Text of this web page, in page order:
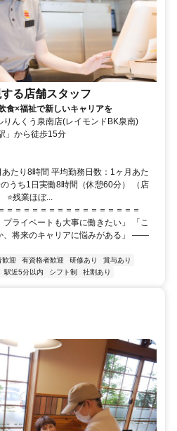
る店舗スタッフ
食×福祉で新しいキャリアを
んくう泉南店(レイモンドBK泉南)
」から徒歩15分
たり8時間 平均勤務日数：1ヶ月あた
うち1日実働8時間（休憩60分） （店
⭐残業ほぼ...
＝＝＝＝＝＝＝＝＝＝＝＝＝＝＝＝
プライベートも大事に働きたい」 「こ
、将来のキャリアに悩みがある」 ――
歓迎 有資格者歓迎 研修あり
賞与あり
駅近5分以内 シフト制 社割あり